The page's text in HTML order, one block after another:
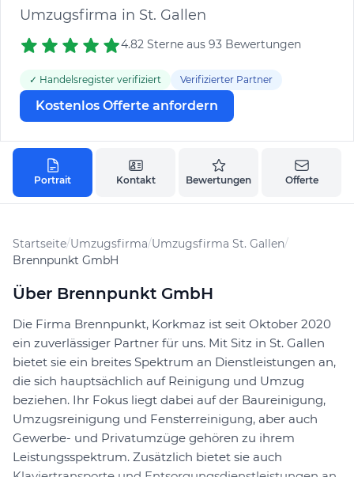
Umzugsfirma in St. Gallen
4.82 Sterne aus 93 Bewertungen
✓ Handelsregister verifiziert Verifizierter Partner
Kostenlos Offerte anfordern
Portrait Kontakt Bewertungen Offerte
Startseite/Umzugsfirma/Umzugsfirma St. Gallen/
Brennpunkt GmbH
Über Brennpunkt GmbH
Die Firma Brennpunkt, Korkmaz ist seit Oktober 2020
ein zuverlässiger Partner für uns. Mit Sitz in St. Gallen
bietet sie ein breites Spektrum an Dienstleistungen an,
die sich hauptsächlich auf Reinigung und Umzug
beziehen. Ihr Fokus liegt dabei auf der Baureinigung,
Umzugsreinigung und Fensterreinigung, aber auch
Gewerbe- und Privatumzüge gehören zu ihrem
Leistungsspektrum. Zusätzlich bietet sie auch